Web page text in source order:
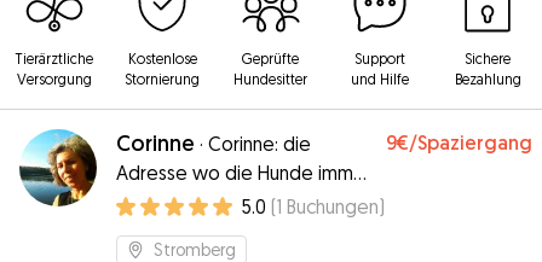
Tierärztliche
Versorgung
Kostenlose
Stornierung
Geprüfte
Hundesitter
Support
und Hilfe
Sichere
Bezahlung
Corinne · Corinne: die
Adresse wo die Hunde immer
bleiben wollen
9€/Spaziergang
5.0 (1 Buchungen)
Stromberg